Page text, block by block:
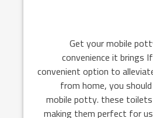
Get your mobile
convenience it brings
convenient option to
from home, you
mobile potty. these
making them perfect for